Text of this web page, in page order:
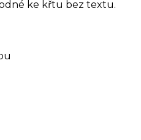
ke křtu bez textu.